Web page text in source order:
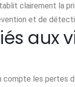
clairement la
et de
aux
compte les pertes